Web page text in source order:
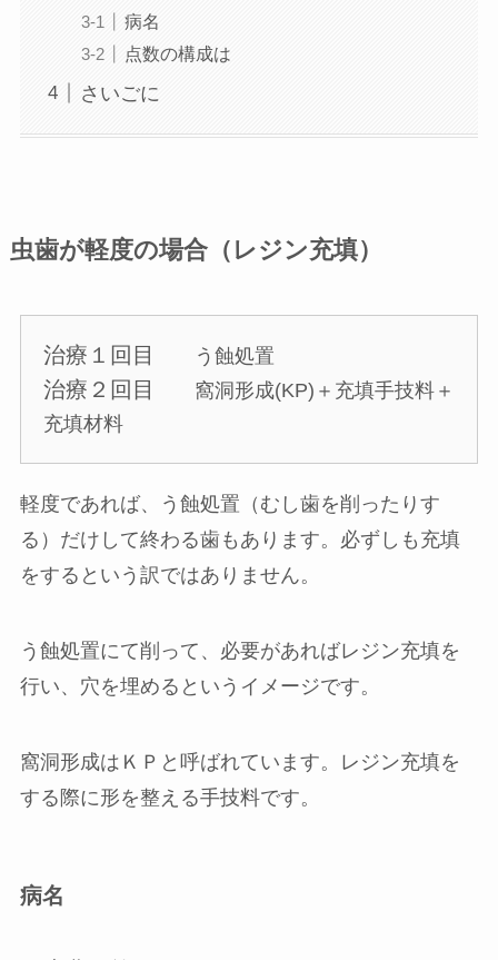
病名
点数の構成は
さいごに
虫歯が軽度の場合（レジン充填）
治療１回目 う蝕処置
治療２回目
窩洞形成(KP)＋充填手技料＋
充填材料
軽度であれば、う蝕処置（むし歯を削ったりす
る）だけして終わる歯もあります。必ずしも充填
をするという訳ではありません。
う蝕処置にて削って、必要があればレジン充填を
行い、穴を埋めるというイメージです。
窩洞形成はＫＰと呼ばれています。レジン充填を
する際に形を整える手技料です。
病名